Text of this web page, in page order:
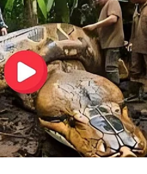
LO MÁS
01LOCALIDAD
[Video]
carro que
cuerpo de
Jardín